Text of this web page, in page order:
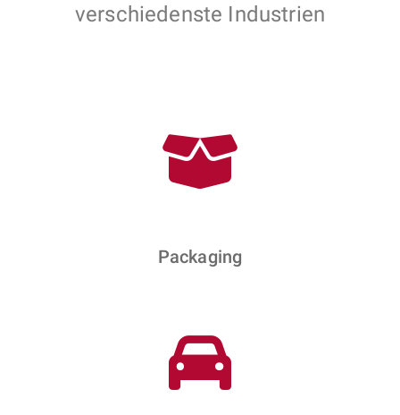
verschiedenste Industrien
Packaging